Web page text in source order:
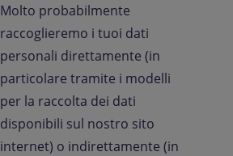
Molto probabilmente
raccoglieremo i tuoi dati
personali direttamente (in
particolare tramite i modelli
per la raccolta dei dati
disponibili sul nostro sito
internet) o indirettamente (in